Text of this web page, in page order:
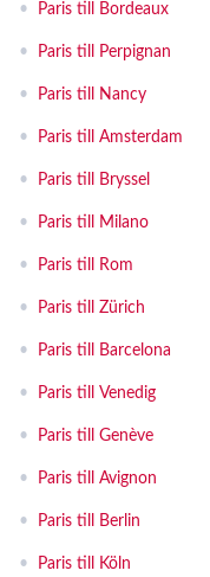
• Paris till Bordeaux
• Paris till Perpignan
• Paris till Nancy
• Paris till Amsterdam
• Paris till Bryssel
• Paris till Milano
• Paris till Rom
• Paris till Zürich
• Paris till Barcelona
• Paris till Venedig
• Paris till Genève
• Paris till Avignon
• Paris till Berlin
• Paris till Köln